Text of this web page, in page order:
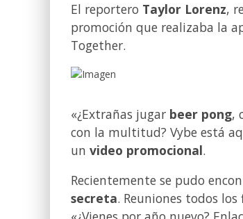
El reportero Taylor Lorenz,
promoción que realizaba la
Together.
«¿Extrañas jugar beer pong,
con la multitud? Vybe está
un video promocional.
Recientemente se pudo
secreta. Reuniones todos